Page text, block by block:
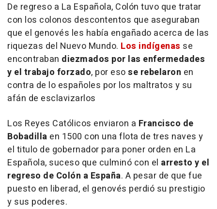
De regreso a La Española, Colón tuvo que tratar
con los colonos descontentos que aseguraban
que el genovés les había engañado acerca de las
riquezas del Nuevo Mundo. Los indígenas se
encontraban diezmados por las enfermedades
y el trabajo forzado, por esose rebelaron en
contra de lo españoles por los maltratos y su
afán de esclavizarlos
Los Reyes Católicos enviaron a Francisco de
Bobadilla en 1500 con una flota de tres naves y
el titulo de gobernador para poner orden en La
Española, suceso que culminó con el arresto y el
regreso de Colón a España. A pesar de que fue
puesto en liberad, el genovés perdió su prestigio
y sus poderes.